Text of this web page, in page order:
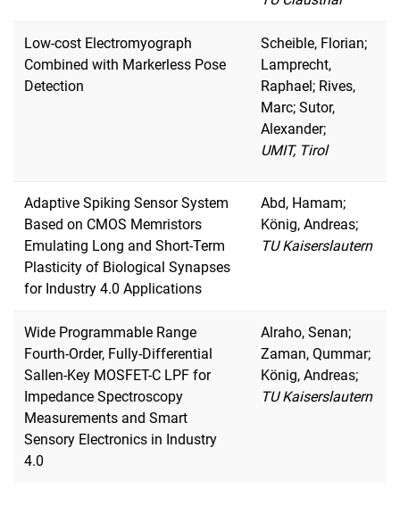
Low-cost Electromyograph
Combined with Markerless Pose
Detection
Scheible, Florian;
Lamprecht,
Raphael; Rives,
Marc; Sutor,
Alexander;
UMIT, Tirol
Adaptive Spiking Sensor System
Based on CMOS Memristors
Emulating Long and Short-Term
Plasticity of Biological Synapses
for Industry 4.0 Applications
Abd, Hamam;
König, Andreas;
TU Kaiserslautern
Wide Programmable Range
Fourth-Order, Fully-Differential
Sallen-Key MOSFET-C LPF for
Impedance Spectroscopy
Measurements and Smart
Sensory Electronics in Industry
4.0
Alraho, Senan;
Zaman, Qummar;
König, Andreas;
TU Kaiserslautern